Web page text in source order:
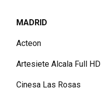
MADRID
Acteon
Artesiete Alcala Full HD
Cinesa Las Rosas